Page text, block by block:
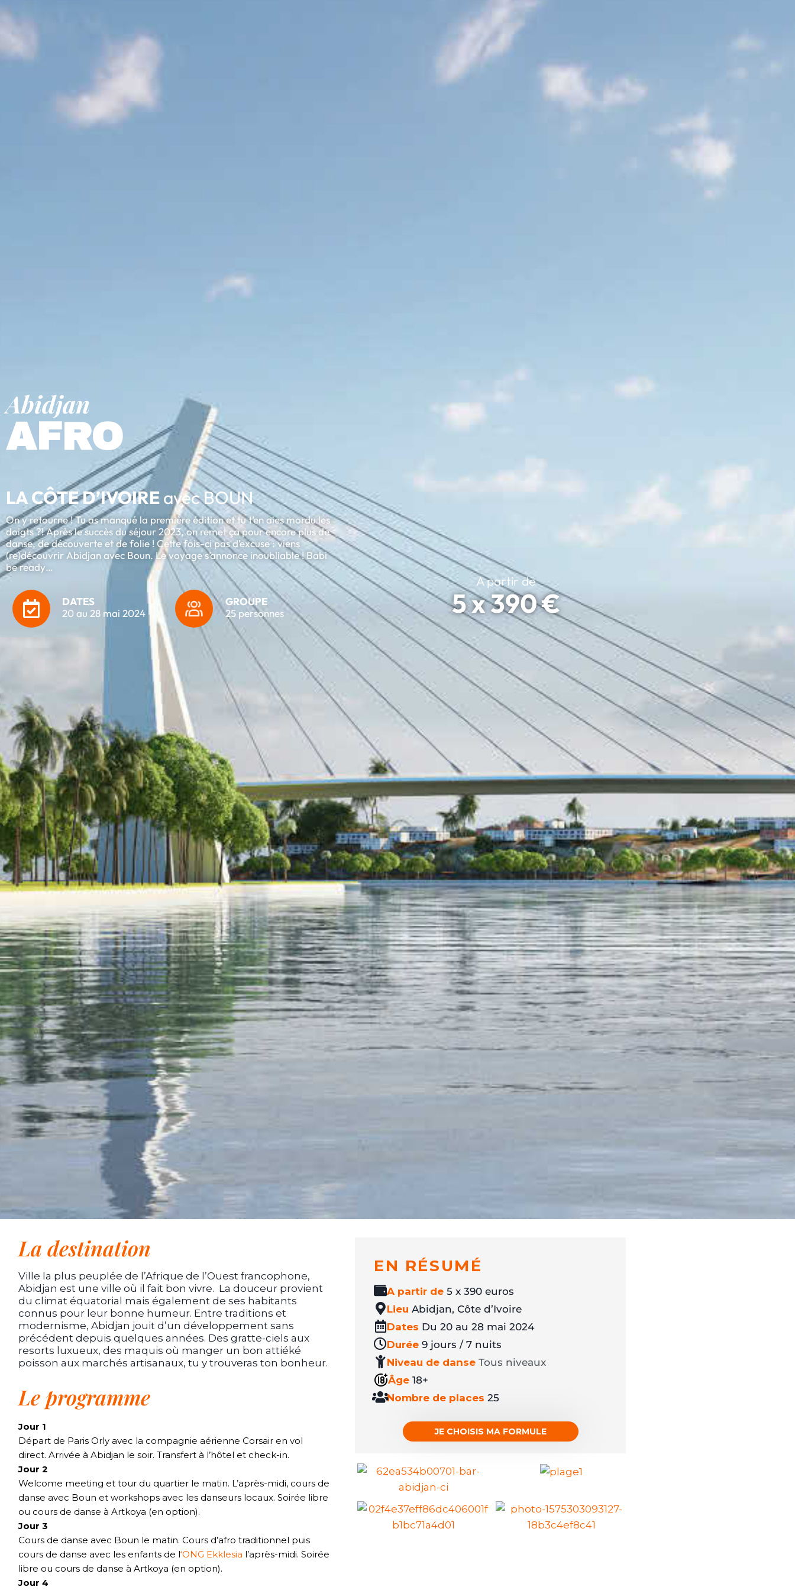
Abidjan
AFRO
LA CÔTE D’IVOIREavec BOUN
On y retourne !Tu as manqué la première édition et tu t’en aies mordu les
doigts ?! Après le succès du séjour 2023, on remet ça pour encore plus de
danse, de découverte et de folie ! Cette fois-ci pas d’excuse : viens
(re)découvrir Abidjan avec Boun. Le voyage s’annonce inoubliable ! Babi
be ready…
DATES
20 au 28 mai 2024
GROUPE
25 personnes
A partir de
5 x 390 €
La destination
Ville la plus peuplée de l’Afrique de l’Ouest francophone,
Abidjan est une ville où il fait bon vivre. La douceur provient
du climat équatorial mais également de ses habitants
connus pour leur bonne humeur. Entre traditions et
modernisme, Abidjan jouit d’un développement sans
précédent depuis quelques années. Des gratte-ciels aux
resorts luxueux, des maquis où manger un bon attiéké
poisson aux marchés artisanaux, tu y trouveras ton bonheur.
Le programme
Jour 1
Départ de Paris Orly avec la compagnie aérienne Corsair en vol
direct. Arrivée à Abidjan le soir. Transfert à l’hôtel et check-in.
Jour 2
Welcome meeting et tour du quartier le matin. L’après-midi, cours de
danse avec Boun et workshops avec les danseurs locaux. Soirée libre
ou cours de danse à Artkoya (en option).
Jour 3
Cours de danse avec Boun le matin. Cours d’afro traditionnel puis
cours de danse avec les enfants de l‘ONG Ekklesia l’après-midi. Soirée
libre ou cours de danse à Artkoya (en option).
Jour 4
EN RÉSUMÉ
A partir de 5 x 390 euros
Lieu Abidjan, Côte d’Ivoire
Dates Du 20 au 28 mai 2024
Durée 9 jours / 7 nuits
Niveau de danse Tous niveaux
Âge 18+
Nombre de places 25
JE CHOISIS MA FORMULE